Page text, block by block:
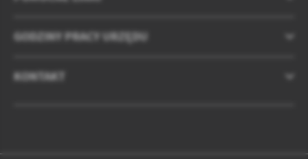
treści w postaci wiadomości, ofert, komunikatów mediów
GODZINY PRACY URZĘDU
KONTAKT